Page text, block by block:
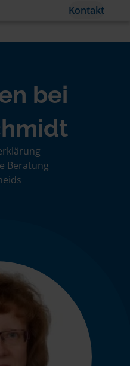
Kontakt
bei
Beratung